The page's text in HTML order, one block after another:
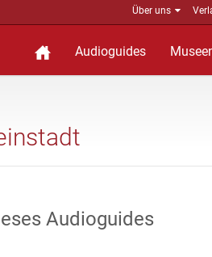
Über uns
Audioguides
Audioguides